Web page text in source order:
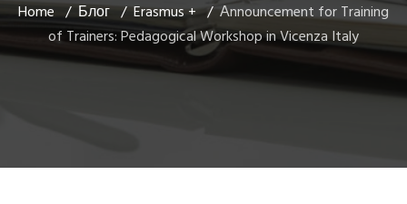
Home Блог Erasmus +
Аnnouncement for Training
of Trainers: Pedagogical Workshop in Vicenza Italy